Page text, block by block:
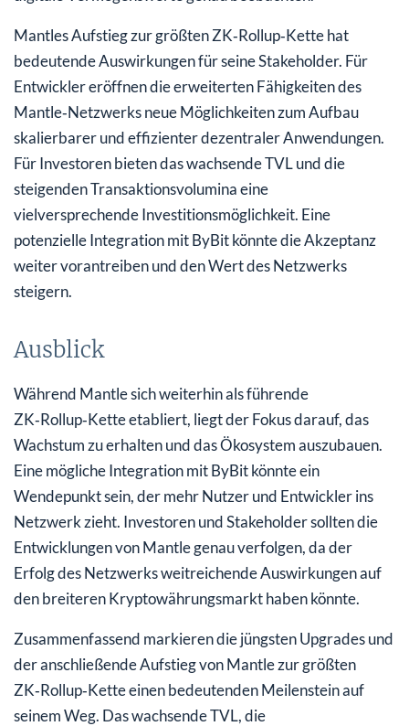
Mantles Aufstieg zur größten ZK‑Rollup‑Kette hat
bedeutende Auswirkungen für seine Stakeholder. Für
Entwickler eröffnen die erweiterten Fähigkeiten des
Mantle‑Netzwerks neue Möglichkeiten zum Aufbau
skalierbarer und effizienter dezentraler Anwendungen.
Für Investoren bieten das wachsende TVL und die
steigenden Transaktionsvolumina eine
vielversprechende Investitionsmöglichkeit. Eine
potenzielle Integration mit ByBit könnte die Akzeptanz
weiter vorantreiben und den Wert des Netzwerks
steigern.
Ausblick
Während Mantle sich weiterhin als führende
ZK‑Rollup‑Kette etabliert, liegt der Fokus darauf, das
Wachstum zu erhalten und das Ökosystem auszubauen.
Eine mögliche Integration mit ByBit könnte ein
Wendepunkt sein, der mehr Nutzer und Entwickler ins
Netzwerk zieht. Investoren und Stakeholder sollten die
Entwicklungen von Mantle genau verfolgen, da der
Erfolg des Netzwerks weitreichende Auswirkungen auf
den breiteren Kryptowährungsmarkt haben könnte.
Zusammenfassend markieren die jüngsten Upgrades und
der anschließende Aufstieg von Mantle zur größten
ZK‑Rollup‑Kette einen bedeutenden Meilenstein auf
seinem Weg. Das wachsende TVL, die